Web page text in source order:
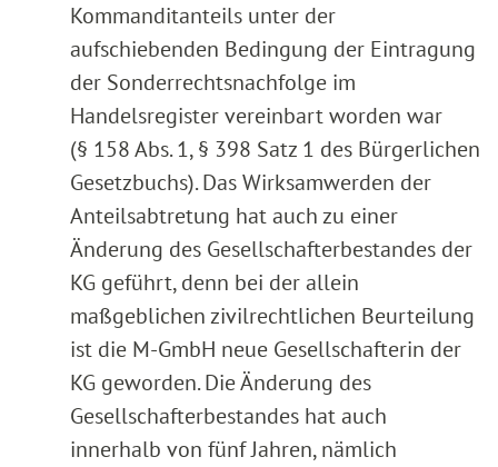
Kommanditanteils unter der
aufschiebenden Bedingung der Eintragung
der Sonderrechtsnachfolge im
Handelsregister vereinbart worden war
(§ 158 Abs. 1, § 398 Satz 1 des Bürgerlichen
Gesetzbuchs). Das Wirksamwerden der
Anteilsabtretung hat auch zu einer
Änderung des Gesellschafterbestandes der
KG geführt, denn bei der allein
maßgeblichen zivilrechtlichen Beurteilung
ist die M-GmbH neue Gesellschafterin der
KG geworden. Die Änderung des
Gesellschafterbestandes hat auch
innerhalb von fünf Jahren, nämlich